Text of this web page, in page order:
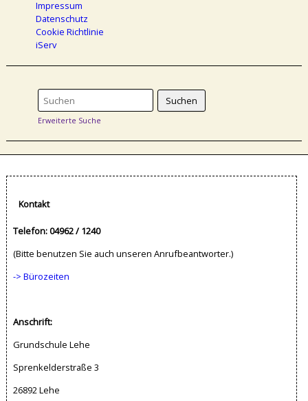
Impressum
Datenschutz
Cookie Richtlinie
iServ
Erweiterte Suche
Kontakt
Telefon: 04962 / 1240
(Bitte benutzen Sie auch unseren Anrufbeantworter.)
-> Bürozeiten
Anschrift:
Grundschule Lehe
Sprenkelderstraße 3
26892 Lehe